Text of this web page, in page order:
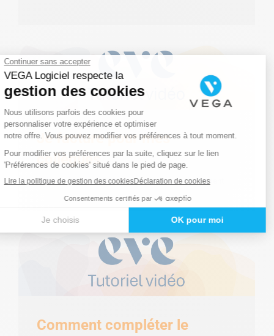
Je facture pour mes
collègues
Débuter dans EVE,EVE,Facturer les Soins d'un Patient
Comment compléter le